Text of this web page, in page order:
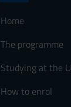
Home
The programme
Studying at the
How to enrol